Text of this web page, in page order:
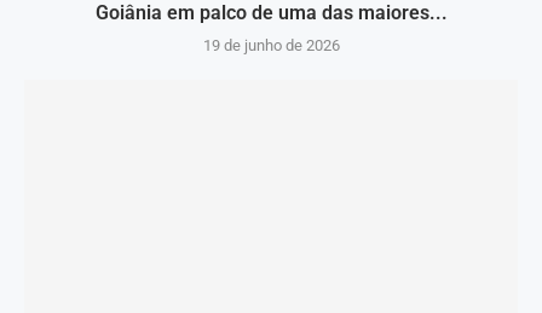
Goiânia em palco de uma das maiores...
19 de junho de 2026